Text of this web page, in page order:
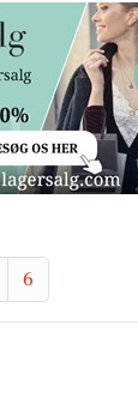
6